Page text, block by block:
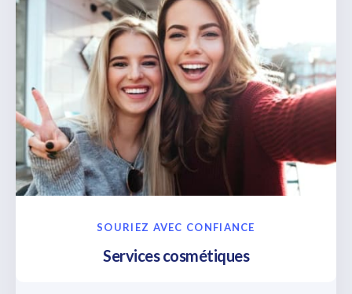
SOURIEZ AVEC CONFIANCE
Services cosmétiques